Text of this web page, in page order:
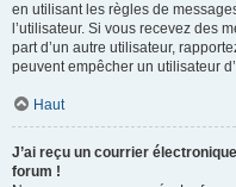
en utilisant les règles de
l’utilisateur. Si vous recevez des
part d’un autre utilisateur,
peuvent empêcher un utilisateur
Haut
J’ai reçu un courrier
forum !